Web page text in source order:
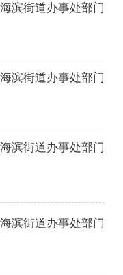
滨街道办事处部门
滨街道办事处部门
滨街道办事处部门
滨街道办事处部门